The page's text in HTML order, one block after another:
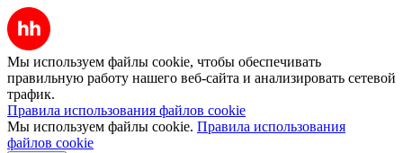
Мы используем файлы cookie, чтобы обеспечивать
правильную работу нашего веб-сайта и анализировать сетевой
трафик.
Правила использования файлов cookie
Мы используем файлы cookie. Правила использования
файлов cookie